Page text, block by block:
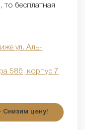
то бесплатная
ул. Аль-
58б, корпус 7
Снизим цену!